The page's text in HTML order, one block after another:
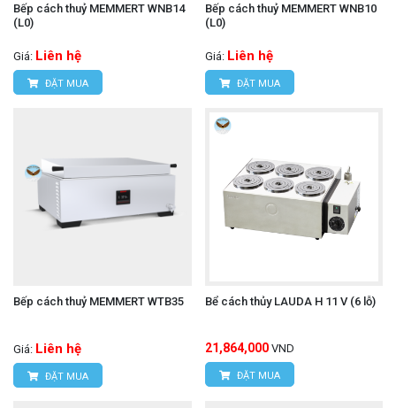
Bếp cách thuỷ MEMMERT WNB14
(L0)
Giá: Liên hệ
ĐẶT MUA
Bếp cách thuỷ MEMMERT WNB10
(L0)
Giá: Liên hệ
ĐẶT MUA
Bếp cách thuỷ MEMMERT WTB35
Giá: Liên hệ
ĐẶT MUA
Bể cách thủy LAUDA H 11 V (6 lỗ)
21,864,000 VND
ĐẶT MUA